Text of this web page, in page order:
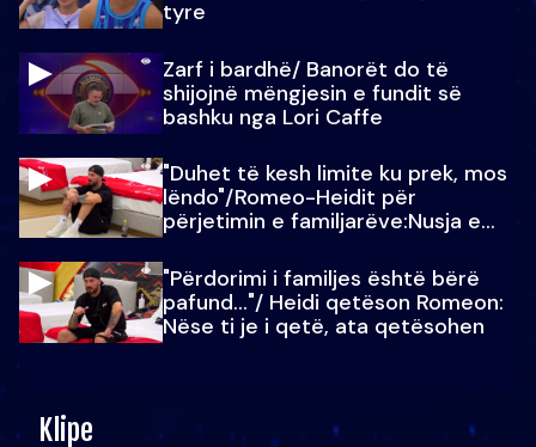
tyre
Zarf i bardhë/ Banorët do të
shijojnë mëngjesin e fundit së
bashku nga Lori Caffe
"Duhet të kesh limite ku prek, mos
lëndo"/Romeo-Heidit për
përjetimin e familjarëve:Nusja e
"Përdorimi i familjes është bërë
pafund…"/ Heidi qetëson Romeon:
Nëse ti je i qetë, ata qetësohen
Klipe